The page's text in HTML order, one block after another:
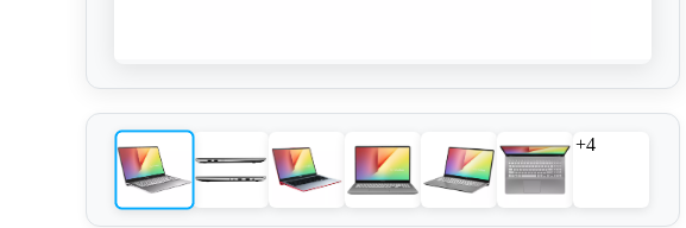
+4